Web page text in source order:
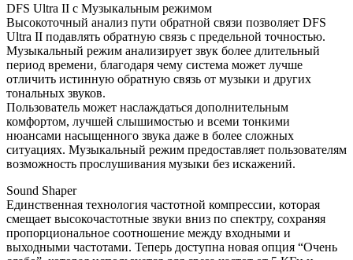
DFS Ultra II с Музыкальным режимом
Высокоточный анализ пути обратной связи позволяет DFS
Ultra II подавлять обратную связь с предельной точностью.
Музыкальный режим анализирует звук более длительный
период времени, благодаря чему система может лучше
отличить истинную обратную связь от музыки и других
тональных звуков.
Пользователь может наслаждаться дополнительным
комфортом, лучшей слышимостью и всеми тонкими
нюансами насыщенного звука даже в более сложных
ситуациях. Музыкальный режим предоставляет пользователям
возможность прослушивания музыки без искажений.
Sound Shaper
Единственная технология частотной компрессии, которая
смещает высокочастотные звуки вниз по спектру, сохраняя
пропорциональное соотношение между входными и
выходными частотами. Теперь доступна новая опция “Очень